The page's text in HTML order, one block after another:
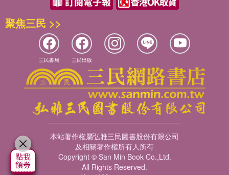
聚焦三民 >>
三民書局 三民出版
本站著作權屬弘雅三民圖書股份有限公司
及相關著作權所有人所有
Copyright © San Min Book Co.,Ltd.
All Rights Reserved.